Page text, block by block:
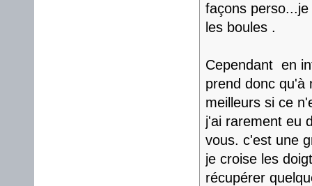
façons
les boules .
Cependant en
prend donc qu'à
meilleurs si ce
j'ai rarement eu
vous. c'est une
je croise les
récupérer